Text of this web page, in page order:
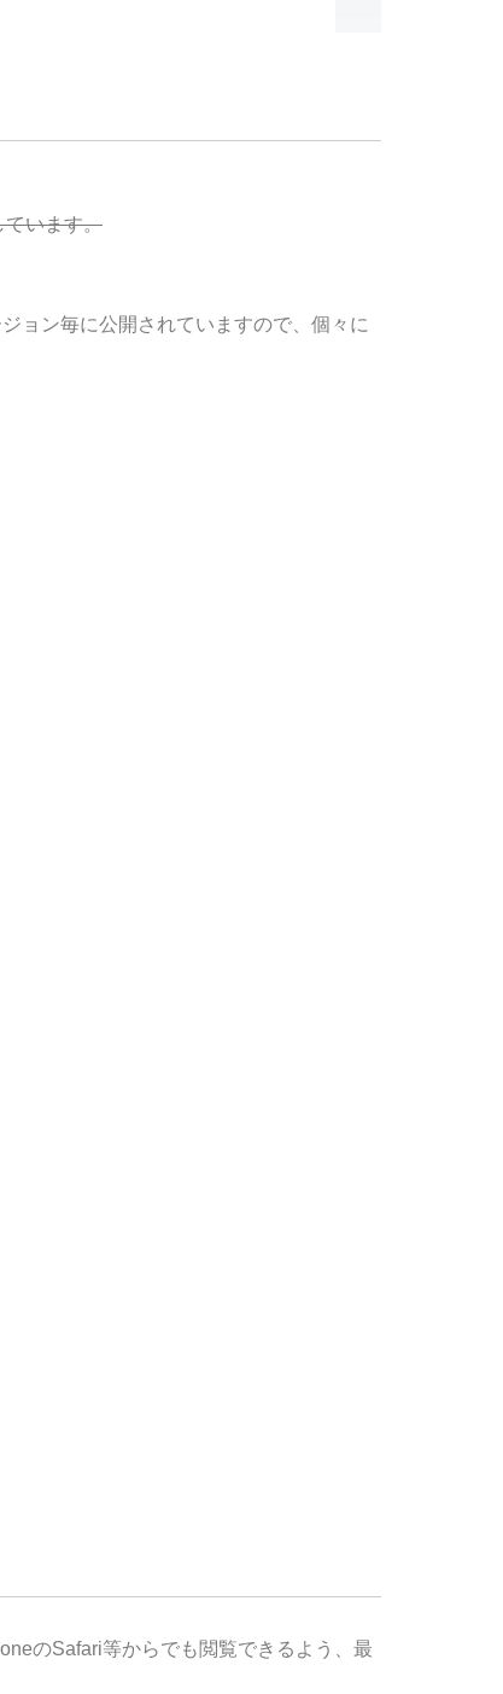
ています。
ョン毎に公開されていますので、個々に
のSafari等からでも閲覧できるよう、最